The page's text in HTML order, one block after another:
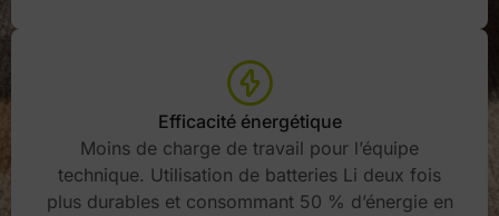
Efficacité énergétique
Moins de charge de travail pour l’équipe
technique. Utilisation de batteries Li deux fois
plus durables et consommant 50 % d’énergie en